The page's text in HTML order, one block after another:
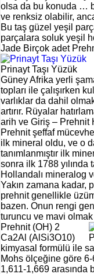
olsa da bu konuda …
ve renksiz olabilir,
Bu taş güzel yeşil
parçalara soluk yeşil
Jade Birçok adet
Prinayt Taşı Yüzük
Güney Afrika yerli
topları ile çalışırken
varlıklar da dahil
artırır. Rüyalar
arih ve Giriş – Prehnit
Prehnit şeffaf
ilk mineral oldu, ve o
tanımlanmıştır ilk
sonra ilk 1788 yılında
Hollandalı mineralog
Yakın zamana kadar,
prehnit genellikle
bazen. Onun rengi
turuncu ve mavi
Prehnit (OH) 2
Ca2Al (AlSi3O10)
kimyasal formülü ile
Mohs ölçeğine göre
1,611-1,669 arasında